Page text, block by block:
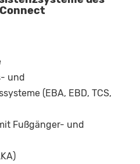
und
(EBA, EBD, TCS,
Fußgänger- und